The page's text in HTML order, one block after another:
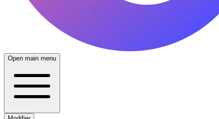
Open main menu